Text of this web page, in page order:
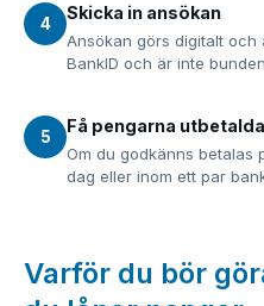
4
Skicka in ansökan
Ansökan görs digitalt och
BankID och är inte
5
Få pengarna utbetalda
Om du godkänns betalas
dag eller inom ett par
Varför du bör